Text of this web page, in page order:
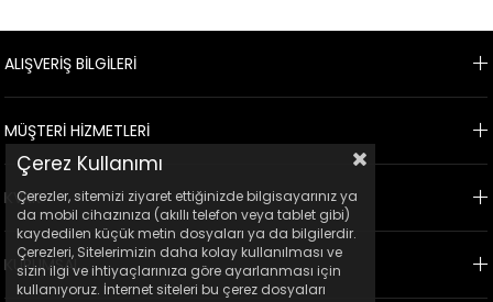
ALIŞVERİŞ BİLGİLERİ
MÜŞTERİ HİZMETLERİ
KVKK
KURUMSAL
Çerez Kullanımı
Çerezler, sitemizi ziyaret ettiğinizde bilgisayarınız ya
da mobil cihazınıza (akıllı telefon veya tablet gibi)
kaydedilen küçük metin dosyaları ya da bilgilerdir.
Çerezleri, Sitelerimizin daha kolay kullanılması ve
sizin ilgi ve ihtiyaçlarınıza göre ayarlanması için
kullanıyoruz. İnternet siteleri bu çerez dosyaları